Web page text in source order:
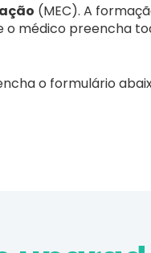
(MEC). A
o médico preencha
o formulário